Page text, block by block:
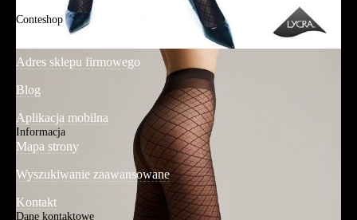
Conteshop
Adres sklepu firmowego
Blog
Aplikacja mobilna
Informacja
Mapa strony
Wyszukiwanie zaawansowane
Kontakt
Dane kontaktowe